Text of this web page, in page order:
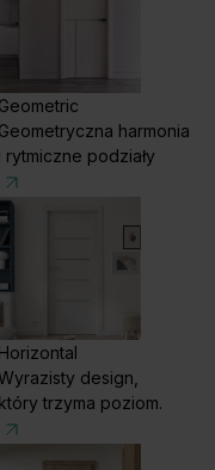
Geometric
Geometryczna harmonia
i rytmiczne podziały
Horizontal
design,
który trzyma poziom.